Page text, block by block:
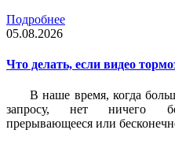
Подробнее
05.08.2026
Что делать, если видео
В наше время, когда
запросу, нет ничего
прерывающееся или